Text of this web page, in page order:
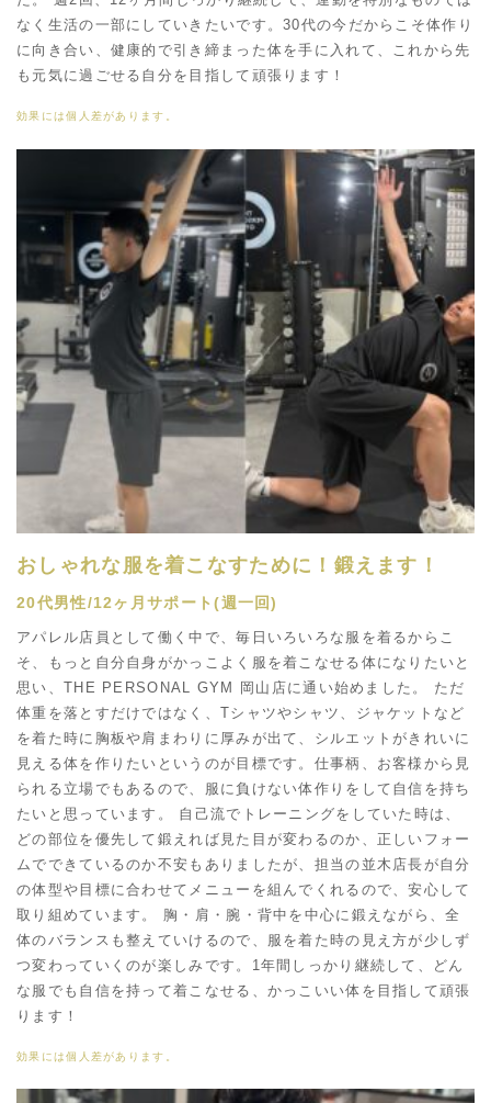
なく生活の一部にしていきたいです。30代の今だからこそ体作り
に向き合い、健康的で引き締まった体を手に入れて、これから先
も元気に過ごせる自分を目指して頑張ります！
効果には個人差があります。
おしゃれな服を着こなすために！鍛えます！
20代男性/12ヶ月サポート(週一回)
アパレル店員として働く中で、毎日いろいろな服を着るからこ
そ、もっと自分自身がかっこよく服を着こなせる体になりたいと
思い、THE PERSONAL GYM 岡山店に通い始めました。 ただ
体重を落とすだけではなく、Tシャツやシャツ、ジャケットなど
を着た時に胸板や肩まわりに厚みが出て、シルエットがきれいに
見える体を作りたいというのが目標です。仕事柄、お客様から見
られる立場でもあるので、服に負けない体作りをして自信を持ち
たいと思っています。 自己流でトレーニングをしていた時は、
どの部位を優先して鍛えれば見た目が変わるのか、正しいフォー
ムでできているのか不安もありましたが、担当の並木店長が自分
の体型や目標に合わせてメニューを組んでくれるので、安心して
取り組めています。 胸・肩・腕・背中を中心に鍛えながら、全
体のバランスも整えていけるので、服を着た時の見え方が少しず
つ変わっていくのが楽しみです。1年間しっかり継続して、どん
な服でも自信を持って着こなせる、かっこいい体を目指して頑張
ります！
効果には個人差があります。